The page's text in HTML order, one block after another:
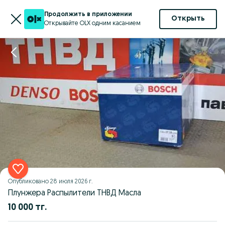
Продолжить в приложении
Открывайте OLX одним касанием
Открыть
Опубликовано 28 июля 2026 г.
Плунжера Распылители ТНВД Масла
10 000 тг.